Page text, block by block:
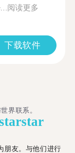
阅读更多
下载软件
界联系。
star
朋友。与他们进行